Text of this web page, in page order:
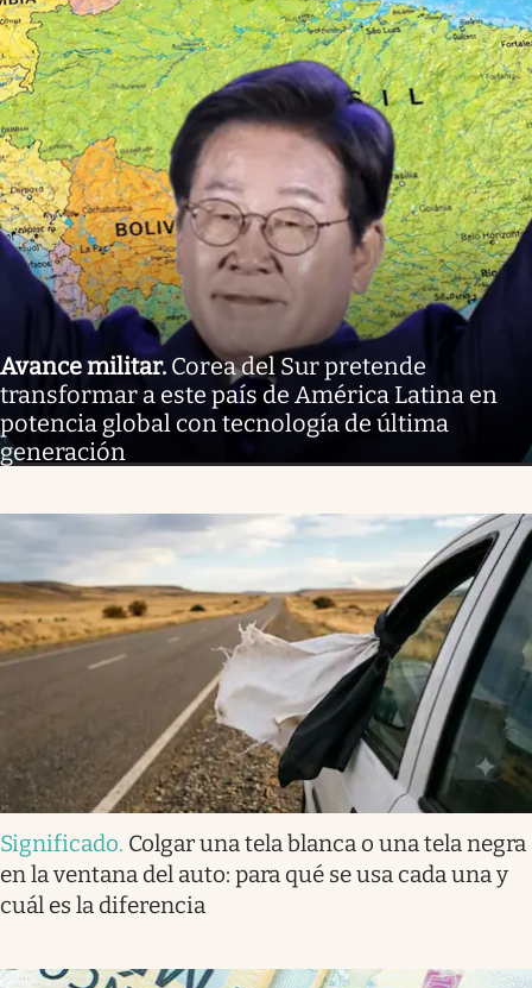
Avance militar. Corea del Sur pretende
transformar a este país de América Latina en
potencia global con tecnología de última
generación
Significado. Colgar una tela blanca o una tela negra
en la ventana del auto: para qué se usa cada una y
cuál es la diferencia